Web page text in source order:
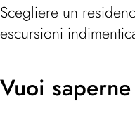
Scegliere un
escursioni
Vuoi